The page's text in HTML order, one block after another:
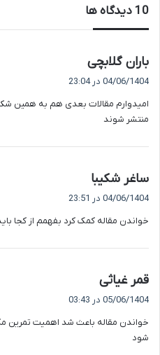
‫10 دیدگاه ها
باران گلابچی
ف
:
04/06/1404 در 23:04
امیدوارم مقالات بعدی هم به همین
منتشر شوند
ساغر شکیبا
ف
:
04/06/1404 در 23:51
خواندن مقاله کمک کرد بفهمم از کجا
قمر غیاثی
:
05/06/1404 در 03:43
خواندن مقاله باعث شد اهمیت تمرین
شود